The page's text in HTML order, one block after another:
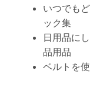
いつでも
ック集
日用品に
品用品
ベルトを